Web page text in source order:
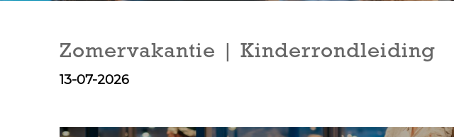
Zomervakantie | Kinderrondleiding
13-07-2026